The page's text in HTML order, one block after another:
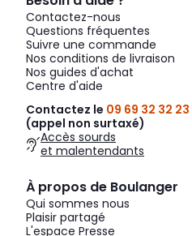
Contactez-nous
Questions fréquentes
Suivre une commande
Nos conditions de livraison
Nos guides d'achat
Centre d'aide
Contactez le 09 69 32 32 23
(appel non surtaxé)
Accès sourds
et malentendants
À propos de Boulanger
Qui sommes nous
Plaisir partagé
L'espace Presse